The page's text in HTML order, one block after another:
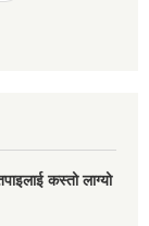
कस्तो लाग्यो